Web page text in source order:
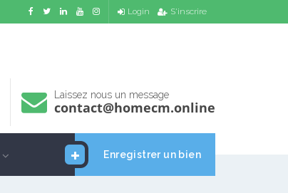
Login S'inscrire
Laissez nous un message
contact@homecm.online
Enregistrer un bien